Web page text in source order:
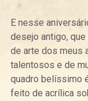
E nesse
desejo antigo,
de arte dos meus
talentosos e de
quadro belíssimo
feito de acrílica